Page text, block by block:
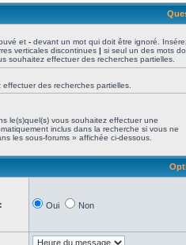
et - devant un mot qui doit être ignoré.
verticales discontinues | si seul un des mots
souhaitez effectuer des recherches partielles.
des recherches partielles.
le(s)quel(s) vous souhaitez effectuer une
inclus dans la recherche si vous ne
les sous-forums » affichée ci-dessous.
Oui Non